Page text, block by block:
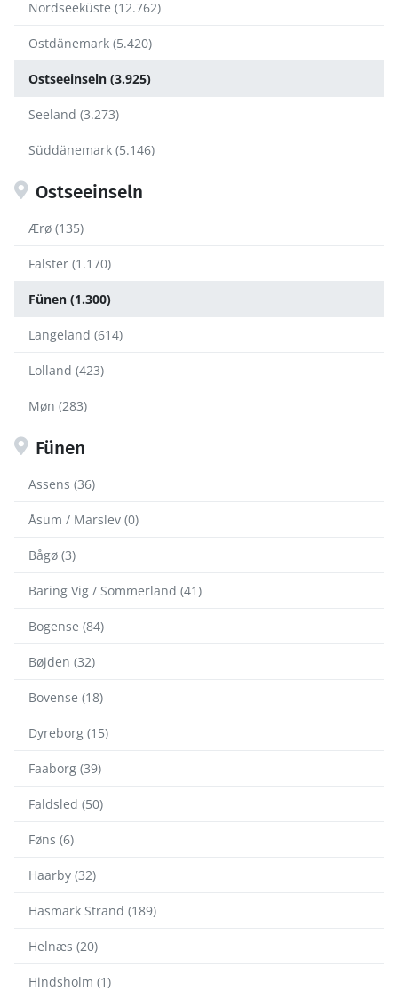
Nordseeküste (12.762)
Ostdänemark (5.420)
Ostseeinseln (3.925)
Seeland (3.273)
Süddänemark (5.146)
Ostseeinseln
Ærø (135)
Falster (1.170)
Fünen (1.300)
Langeland (614)
Lolland (423)
Møn (283)
Fünen
Assens (36)
Åsum / Marslev (0)
Bågø (3)
Baring Vig / Sommerland (41)
Bogense (84)
Bøjden (32)
Bovense (18)
Dyreborg (15)
Faaborg (39)
Faldsled (50)
Føns (6)
Haarby (32)
Hasmark Strand (189)
Helnæs (20)
Hindsholm (1)